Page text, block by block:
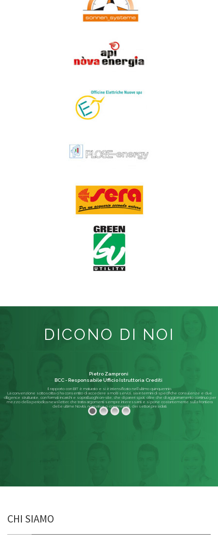
DICONO DI NOI
Il rapporto con BIT è maturato e si è intensificato nell'ultimo quinquennio.
La convenzione sottoscritta ci ha consentito di accedere a molti servizi, sia in termini di specifiche consulenze e due
diligence strutturate, con formali incarichi e sopralluoghi on-site, che di pareri spot; oltre che di aggiornamento continuo per
mezzo della periodica newsletter, che tratta argomenti sempre interessanti e si pone costantemente sulla frontiera
delle ultime Novità, normative o commerciali, dei settori presidiati.
Pietro Zamproni
BCC - Responsabile Ufficio Istruttoria Crediti
Leggi di più
CHI SIAMO